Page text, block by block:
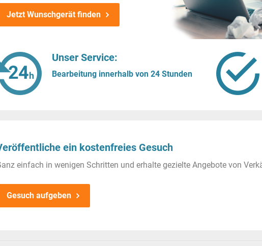
Jetzt Wunschgerät finden
Unser Service:
Bearbeitung innerhalb von 24 Stunden
ein kostenfreies Gesuch
einfach in wenigen Schritten und erhalte gezielte Angebote von
Gesuch aufgeben